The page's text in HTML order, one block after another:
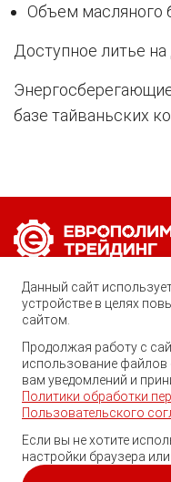
Объем масляного
Доступное литье
базе тайваньских
Позвоните нам по любому
8 (800) 222-
Ростов-на-Дону, ул.
trade@ep-group.ru
© 2010-2024.
Данный сайт
устройстве в целях
сайтом.
Продолжая работу с
использование
вам уведомлений и
Политики обработки
Пользовательского
Если вы не хотите
настройки браузера